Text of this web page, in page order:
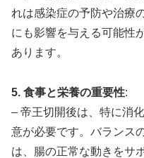
れは感染症の予防や治療
にも影響を与える可能性
あります。
5. 食事と栄養の重要性:
– 帝王切開後は、特に消
意が必要です。バランス
は、腸の正常な動きをサ